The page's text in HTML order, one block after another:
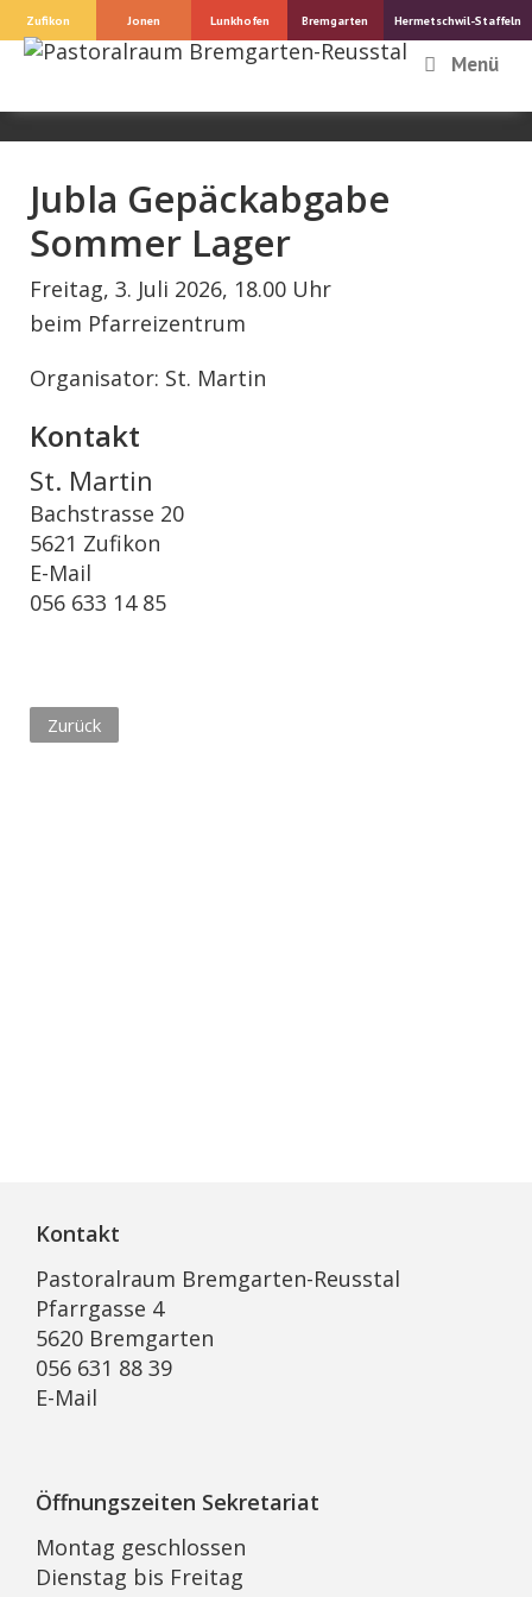
Springe
zum
Zufikon Jonen Lunkhofen Bremgarten Hermetschwil-Staffeln
Menü
Jubla Gepäckabgabe
Sommer Lager
Freitag, 3. Juli 2026, 18.00 Uhr
beim Pfarreizentrum
Organisator: St. Martin
Kontakt
St. Martin
Bachstrasse 20
5621 Zufikon
E-Mail
056 633 14 85
Zurück
Kontakt
Pastoralraum Bremgarten-Reusstal
Pfarrgasse 4
5620 Bremgarten
056 631 88 39
E-Mail
Öffnungszeiten Sekretariat
Montag geschlossen
Dienstag bis Freitag